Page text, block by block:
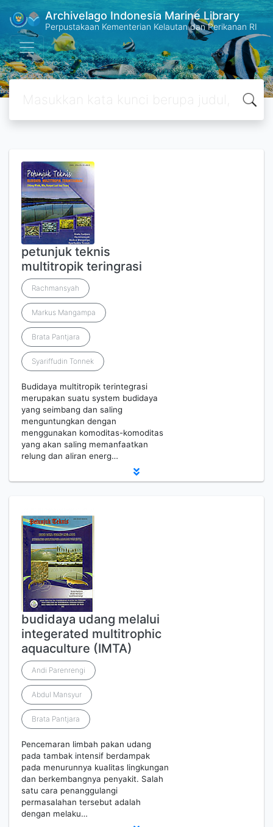
Archivelago Indonesia Marine Library
Perpustakaan Kementerian Kelautan dan Perikanan RI
petunjuk teknis
multitropik teringrasi
Rachmansyah
Markus Mangampa
Brata Pantjara
Syariffudin Tonnek
Budidaya multitropik terintegrasi
merupakan suatu system budidaya
yang seimbang dan saling
menguntungkan dengan
menggunakan komoditas-komoditas
yang akan saling memanfaatkan
relung dan aliran energ…
budidaya udang melalui
integerated multitrophic
aquaculture (IMTA)
Andi Parenrengi
Abdul Mansyur
Brata Pantjara
Pencemaran limbah pakan udang
pada tambak intensif berdampak
pada menurunnya kualitas lingkungan
dan berkembangnya penyakit. Salah
satu cara penanggulangi
permasalahan tersebut adalah
dengan melaku…